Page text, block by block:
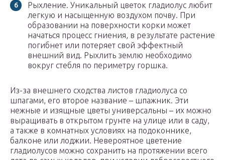
Рыхление. Уникальный цветок гладиолус любит
легкую и насыщенную воздухом почву. При
образовании на поверхности корки может
начаться процесс гниения, в результате растение
погибнет или потеряет свой эффектный
внешний вид. Рыхлить землю необходимо
вокруг стебля по периметру горшка.
Из-за внешнего сходства листов гладиолуса со
шпагами, его второе название – шпажник. Эти
нежные и изящные цветы универсальны – их можно
выращивать в открытом грунте на улице или в саду,
а также в комнатных условиях на подоконнике,
балконе или лоджии. Невероятное цветение
гладиолусов можно сохранить на протяжении всего